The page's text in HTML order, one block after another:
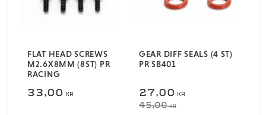
FLAT HEAD SCREWS
M2.6X8MM (8ST) PR
RACING
33,00 KR
GEAR DIFF SEALS (4 ST)
PR SB401
27,00 KR
45,00KR